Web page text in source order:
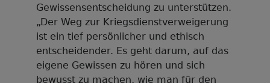
Gewissensentscheidung zu unterstützen.
„Der Weg zur Kriegsdienstverweigerung
ist ein tief persönlicher und ethisch
entscheidender. Es geht darum, auf das
eigene Gewissen zu hören und sich
bewusst zu machen, wie man für den